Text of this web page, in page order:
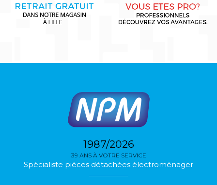
1987/2026
39 ANS À VOTRE SERVICE
Spécialiste pièces détachées électroménager